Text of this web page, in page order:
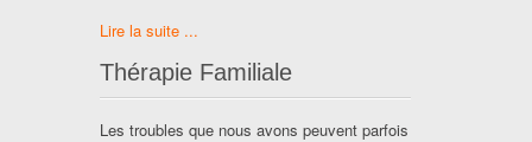
Lire la suite ...
Thérapie Familiale
Les troubles que nous avons peuvent parfois